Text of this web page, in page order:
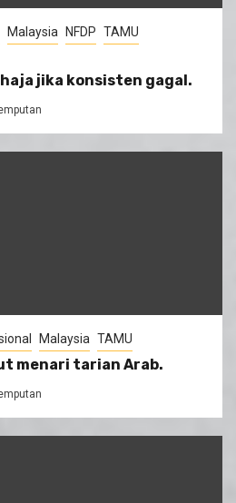
Malaysia NFDP TAMU
jika konsisten gagal.
Malaysia TAMU
menari tarian Arab.